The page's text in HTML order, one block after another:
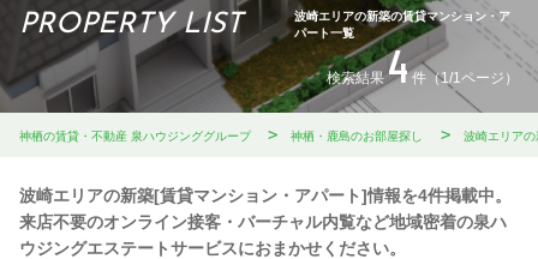
PROPERTY LIST
波崎エリアの新築の賃貸マンション・ア
パート一覧
検索結果 4件（1/1ページ）
神栖の賃貸・不動産 泉ハウジンググループ 神栖・鹿島のお部屋探し 波崎エリア
波崎エリアの新築[賃貸マンション・アパート]情報を4件掲載中。
来店不要のオンライン接客・バーチャル内覧など地域密着の泉ハ
ウジングエステートサービスにおまかせください。